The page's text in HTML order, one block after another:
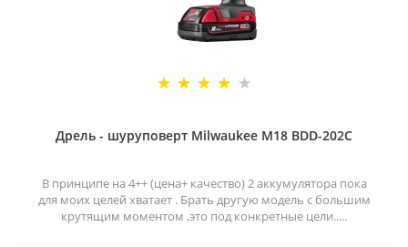
Дрель - шуруповерт Milwaukee M18 BDD-202C
В принципе на 4++ (цена+ качество) 2 аккумулятора пока
для моих целей хватает . Брать другую модель с большим
крутящим моментом ,это под конкретные цели.....